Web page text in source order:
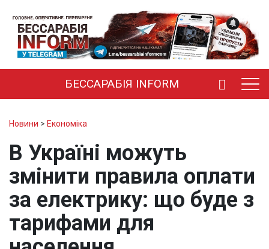
БЕССАРАБІЯ INFORM
Новини > Економіка
В Україні можуть
змінити правила оплати
за електрику: що буде з
тарифами для